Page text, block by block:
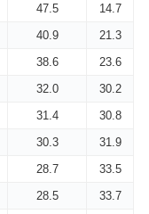
47.5
14.7
40.9
21.3
38.6
23.6
32.0
30.2
31.4
30.8
30.3
31.9
28.7
33.5
28.5
33.7